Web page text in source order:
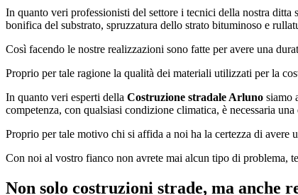
In quanto veri professionisti del settore i tecnici della nostra
bonifica del substrato, spruzzatura dello strato bituminoso e
Così facendo le nostre realizzazioni sono fatte per avere una
Proprio per tale ragione la qualità dei materiali utilizzati per la
In quanto veri esperti della Costruzione stradale Arluno siamo
competenza, con qualsiasi condizione climatica, è necessaria
Proprio per tale motivo chi si affida a noi ha la certezza di avere
Con noi al vostro fianco non avrete mai alcun tipo di problema,
Non solo costruzioni strade, ma anche